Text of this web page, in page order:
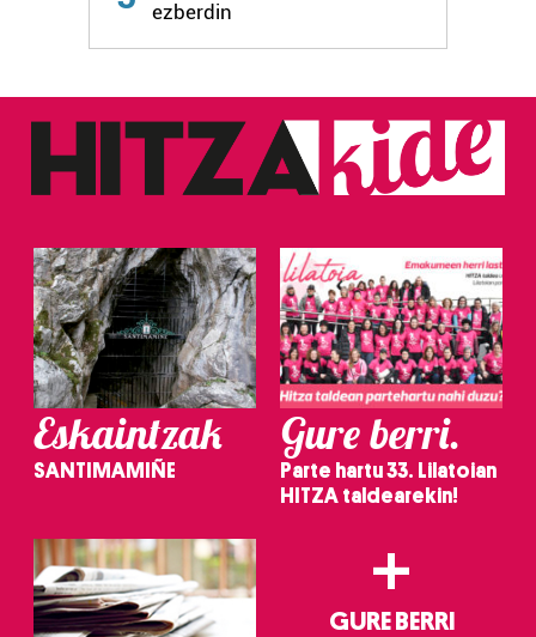
ezberdin
Eskaintzak
SANTIMAMIÑE
Gure berri.
Parte hartu 33. Lilatoian
HITZA taldearekin!
+
GURE BERRI